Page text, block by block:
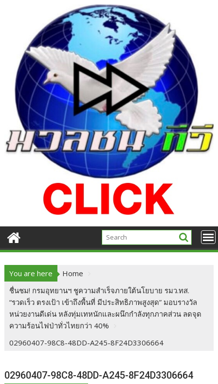
You are here
Home
ชื่นชม! กรมอุทยานฯ ชูความสำเร็จภายใต้นโยบาย รมว.ทส.
“รวดเร็ว ตรงเป้า เข้าถึงพื้นที่ มีประสิทธิภาพสูงสุด” มอบรางวัล
หน่วยงานดีเด่น หลังทุ่มเทหนักและผนึกกำลังทุกภาคส่วน ลดจุด
ความร้อนไฟป่าทั่วไทยกว่า 40%
02960407-98C8-48DD-A245-8F24D3306664
02960407-98C8-48DD-A245-8F24D3306664